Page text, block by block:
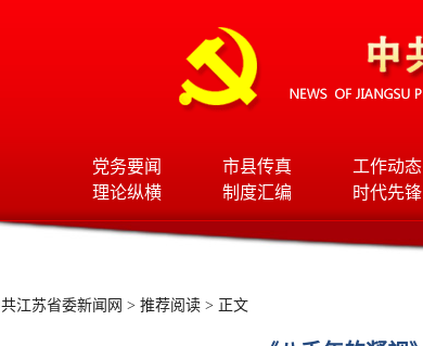
党务要闻 市县传真 工作动态
理论纵横
制度汇编 时代先锋
江苏省委新闻网 > 推荐阅读 > 正文